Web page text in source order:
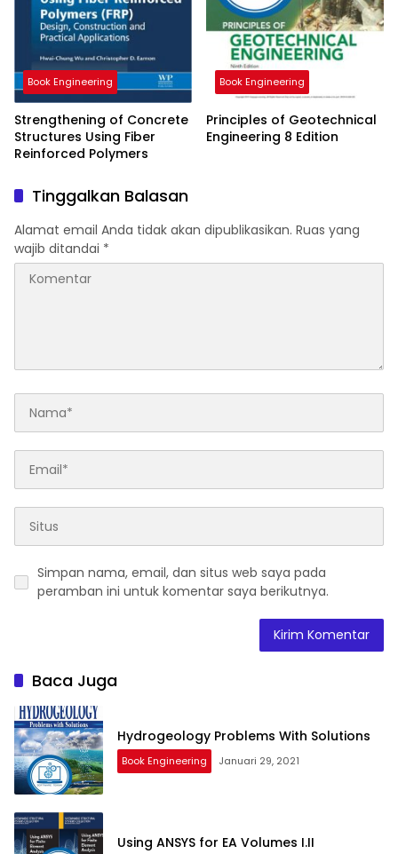
Book Engineering
Strengthening of Concrete
Structures Using Fiber
Reinforced Polymers
Book Engineering
Principles of Geotechnical
Engineering 8 Edition
Tinggalkan Balasan
Alamat email Anda tidak akan dipublikasikan. Ruas yang
wajib ditandai *
Simpan nama, email, dan situs web saya pada
peramban ini untuk komentar saya berikutnya.
Baca Juga
Hydrogeology Problems With Solutions
Book Engineering Januari 29, 2021
Using ANSYS for EA Volumes I.II